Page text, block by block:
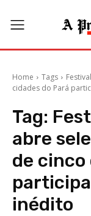
Home Tags
cidades do Pará
Tag:
abre
de cinco
inédito